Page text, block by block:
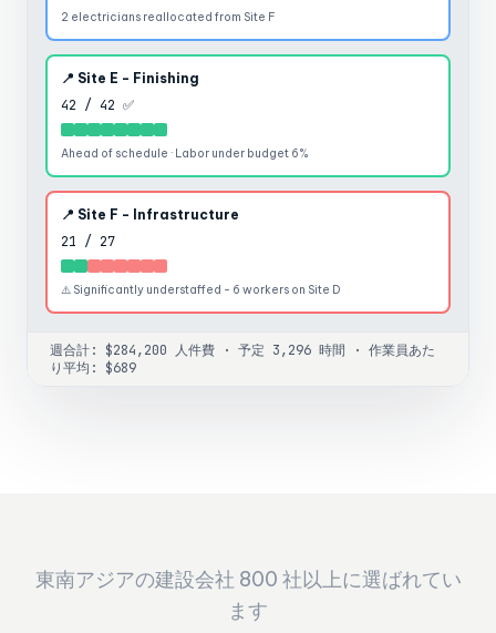
2 electricians reallocated from Site F
📍 Site E - Finishing
42 / 42 ✅
Ahead of schedule · Labor under budget 6%
📍 Site F - Infrastructure
21 / 27
⚠️ Significantly understaffed - 6 workers on Site D
週合計: $284,200 人件費 · 予定 3,296 時間 · 作業員あた
り平均: $689
東南アジアの建設会社 800 社以上に選ばれてい
ます